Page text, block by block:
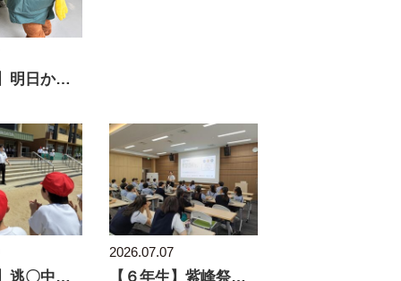
【１年生】明日から夏休み！あのキャラクターと再会！
【１年生】逃〇中のハンターが出現！？
2026.07.07
【６年生】紫峰祭に向けて動き出そう！